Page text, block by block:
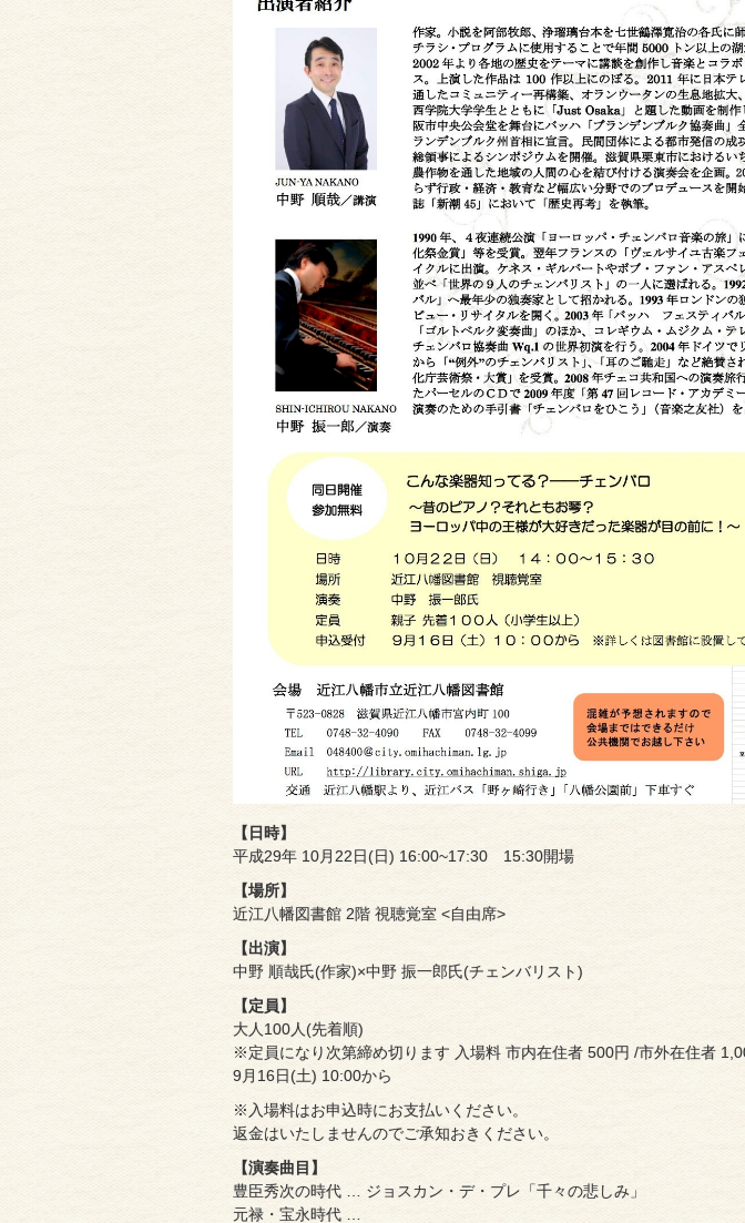
【日時】
平成29年 10月22日(日) 16:00~17:30 15:30開場
【場所】
近江八幡図書館 2階 視聴覚室 <自由席>
【出演】
中野 順哉氏(作家)×中野 振一郎氏(チェンバリスト)
【定員】
大人100人(先着順)
※定員になり次第締め切ります 入場料 市内在住者 500円 /市外在住者
9月16日(土) 10:00から
※入場料はお申込時にお支払いください。
返金はいたしませんのでご承知おきください。
【演奏曲目】
豊臣秀次の時代 … ジョスカン・デ・プレ「千々の悲しみ」
元禄・宝永時代 …